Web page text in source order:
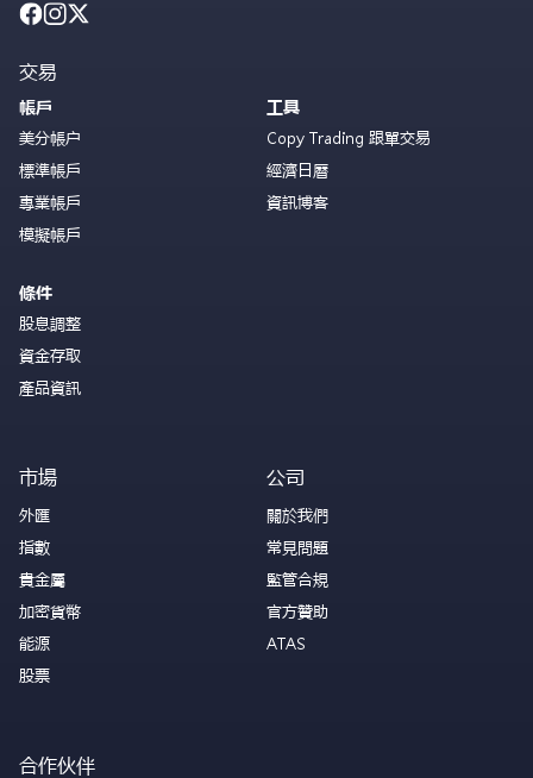
交易
帳戶
美分帳户
標準帳戶
專業帳戶
模擬帳戶
條件
股息調整
資金存取
產品資訊
工具
Copy Trading 跟單交易
經濟日曆
資訊博客
市場
外匯
指數
貴金屬
加密貨幣
能源
股票
公司
關於我們
常見問題
監管合規
官方贊助
ATAS
合作伙伴